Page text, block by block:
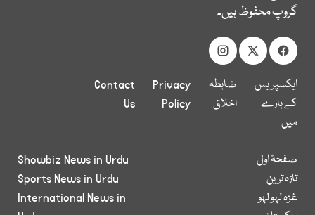
گروپ محفوظ ہیں۔
ایکسپریس
کے بارے
میں
ضابطہ
اخلاق
Privacy
Policy
Contact
Us
صفحۂ اول
تازہ ترین
غزہ لہو لہو
Showbiz News in Urdu
Sports News in Urdu
International News in